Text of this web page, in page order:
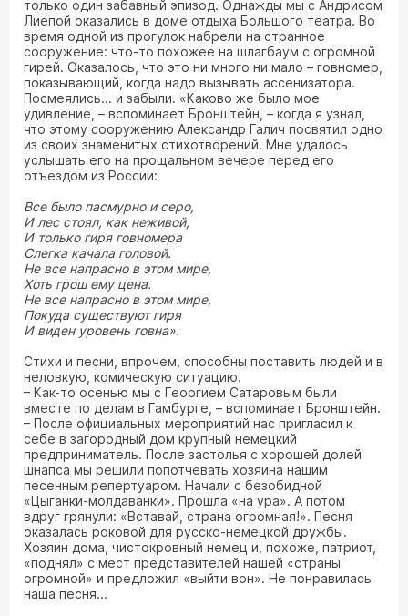
только один забавный эпизод. Однажды мы с Андрисом
Лиепой оказались в доме отдыха Большого театра. Во
время одной из прогулок набрели на странное
сооружение: что-то похожее на шлагбаум с огромной
гирей. Оказалось, что это ни много ни мало – говномер,
показывающий, когда надо вызывать ассенизатора.
Посмеялись... и забыли. «Каково же было мое
удивление, – вспоминает Бронштейн, – когда я узнал,
что этому сооружению Александр Галич посвятил одно
из своих знаменитых стихотворений. Мне удалось
услышать его на прощальном вечере перед его
отъездом из России:
Все было пасмурно и серо,
И лес стоял, как неживой,
И только гиря говномера
Слегка качала головой.
Не все напрасно в этом мире,
Хоть грош ему цена.
Не все напрасно в этом мире,
Покуда существуют гиря
И виден уровень говна».
Стихи и песни, впрочем, способны поставить людей и в
неловкую, комическую ситуацию.
– Как-то осенью мы с Георгием Сатаровым были
вместе по делам в Гамбурге, – вспоминает Бронштейн.
– После официальных мероприятий нас пригласил к
себе в загородный дом крупный немецкий
предприниматель. После застолья с хорошей долей
шнапса мы решили попотчевать хозяина нашим
песенным репертуаром. Начали с безобидной
«Цыганки-молдаванки». Прошла «на ура». А потом
вдруг грянули: «Вставай, страна огромная!». Песня
оказалась роковой для русско-немецкой дружбы.
Хозяин дома, чистокровный немец и, похоже, патриот,
«поднял» с мест представителей нашей «страны
огромной» и предложил «выйти вон». Не понравилась
наша песня...